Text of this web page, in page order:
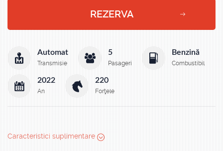
REZERVA
Automat
Transmisie
5
Pasageri
Benzină
Combustibil
2022
An
220
Forţele
Caracteristici suplimentare